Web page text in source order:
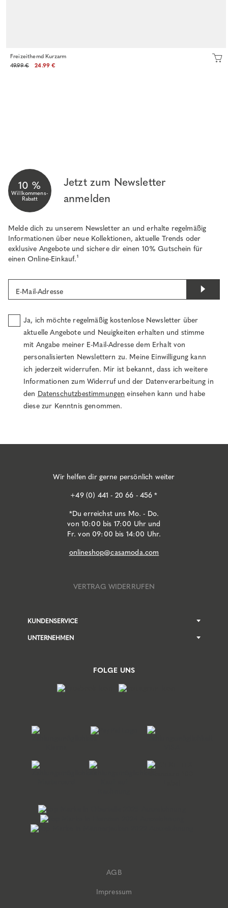
Freizeithemd Kurzarm
49.99 €
24.99 €
10 %
Willkommens-
Rabatt
Jetzt zum Newsletter
anmelden
Melde dich zu unserem Newsletter an und erhalte regelmäßig
Informationen über neue Kollektionen, aktuelle Trends oder
exklusive Angebote und sichere dir einen 10% Gutschein für
einen Online-Einkauf.¹
E-Mail-Adresse
Ja, ich möchte regelmäßig kostenlose Newsletter über
aktuelle Angebote und Neuigkeiten erhalten und stimme
mit Angabe meiner E-Mail-Adresse dem Erhalt von
personalisierten Newslettern zu. Meine Einwilligung kann
ich jederzeit widerrufen. Mir ist bekannt, dass ich weitere
Informationen zum Widerruf und der Datenverarbeitung in
den Datenschutzbestimmungen einsehen kann und habe
diese zur Kenntnis genommen.
Wir helfen dir gerne persönlich weiter
+49 (0) 441 - 20 66 - 456 *
*Du erreichst uns Mo. - Do.
von 10:00 bis 17:00 Uhr und
Fr. von 09:00 bis 14:00 Uhr.
onlineshop@casamoda.com
VERTRAG WIDERRUFEN
KUNDENSERVICE
UNTERNEHMEN
FOLGE UNS
AGB
Impressum